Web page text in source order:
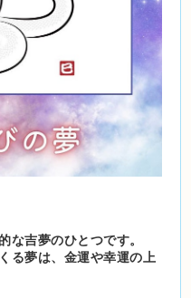
な吉夢のひとつです。
る夢は、金運や幸運の上